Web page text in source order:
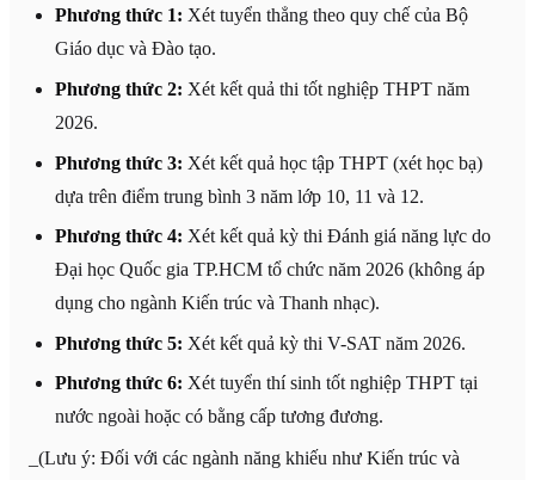
Phương thức 1: Xét tuyển thẳng theo quy chế của Bộ
Giáo dục và Đào tạo.
Phương thức 2: Xét kết quả thi tốt nghiệp THPT năm
2026.
Phương thức 3: Xét kết quả học tập THPT (xét học bạ)
dựa trên điểm trung bình 3 năm lớp 10, 11 và 12.
Phương thức 4: Xét kết quả kỳ thi Đánh giá năng lực do
Đại học Quốc gia TP.HCM tổ chức năm 2026 (không áp
dụng cho ngành Kiến trúc và Thanh nhạc).
Phương thức 5: Xét kết quả kỳ thi V-SAT năm 2026.
Phương thức 6: Xét tuyển thí sinh tốt nghiệp THPT tại
nước ngoài hoặc có bằng cấp tương đương.
_(Lưu ý: Đối với các ngành năng khiếu như Kiến trúc và